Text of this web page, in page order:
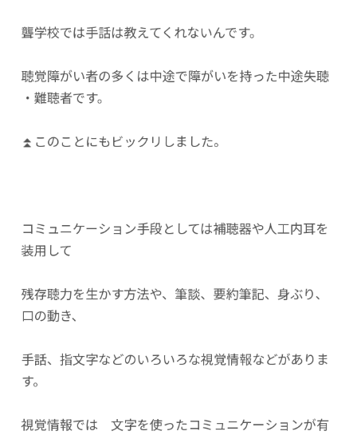
聾学校では手話は教えてくれないんです。
聴覚障がい者の多くは中途で障がいを持った中途失聴
・難聴者です。
⏫このことにもビックリしました。
コミュニケーション手段としては補聴器や人工内耳を
装用して
残存聴力を生かす方法や、筆談、要約筆記、身ぶり、
口の動き、
手話、指文字などのいろいろな視覚情報などがありま
す。
視覚情報では 文字を使ったコミュニケーションが有